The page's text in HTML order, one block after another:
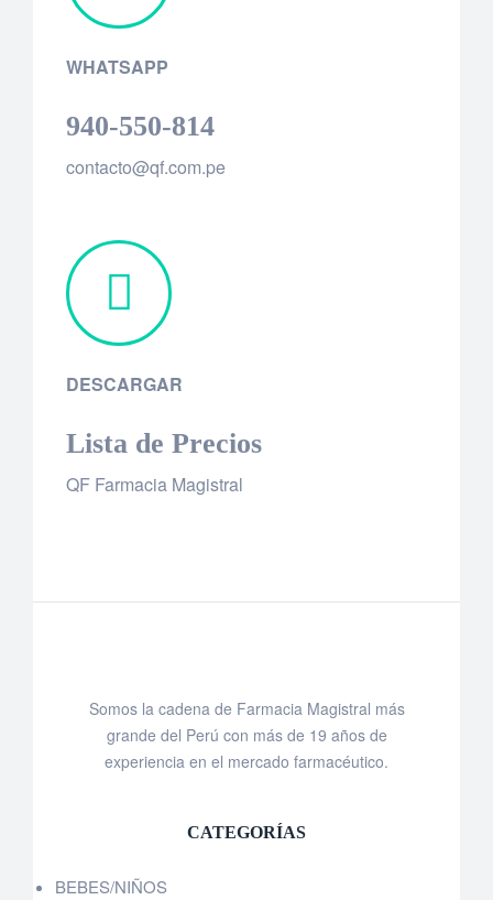
WHATSAPP
940-550-814
contacto@qf.com.pe
DESCARGAR
Lista de Precios
QF Farmacia Magistral
Somos la cadena de Farmacia Magistral más
grande del Perú con más de 19 años de
experiencia en el mercado farmacéutico.
CATEGORÍAS
BEBES/NIÑOS